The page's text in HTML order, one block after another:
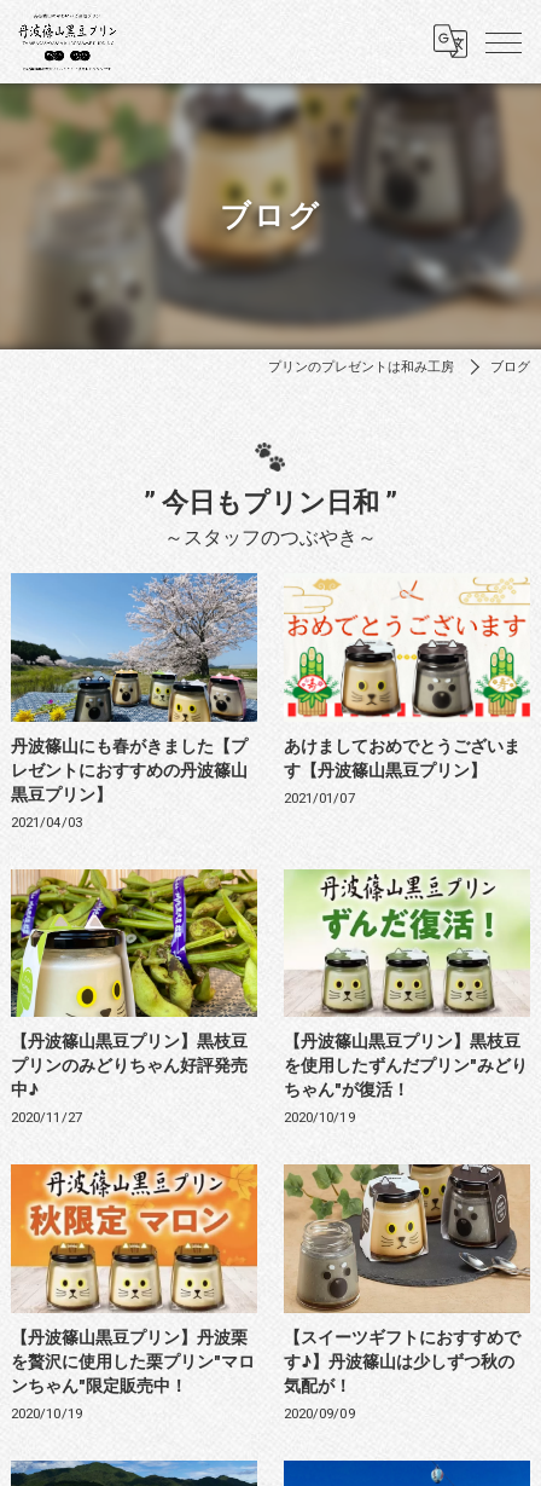
ブログ
プリンのプレゼントは和み工房 ブログ
” 今日もプリン日和 ”
～スタッフのつぶやき～
丹波篠山にも春がきました【プ
レゼントにおすすめの丹波篠山
黒豆プリン】
2021/04/03
あけましておめでとうございま
す【丹波篠山黒豆プリン】
2021/01/07
【丹波篠山黒豆プリン】黒枝豆
プリンのみどりちゃん好評発売
中♪
2020/11/27
【丹波篠山黒豆プリン】黒枝豆
を使用したずんだプリン"みどり
ちゃん"が復活！
2020/10/19
【丹波篠山黒豆プリン】丹波栗
を贅沢に使用した栗プリン"マロ
ンちゃん"限定販売中！
2020/10/19
【スイーツギフトにおすすめで
す♪】丹波篠山は少しずつ秋の
気配が！
2020/09/09